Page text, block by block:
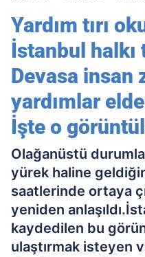
Yardım tırı
İstanbul
Devasa insan
yardımlar
İşte o
Olağanüstü
yürek haline
saatlerinde ortaya
yeniden
kaydedilen bu
ulaştırmak isteyen